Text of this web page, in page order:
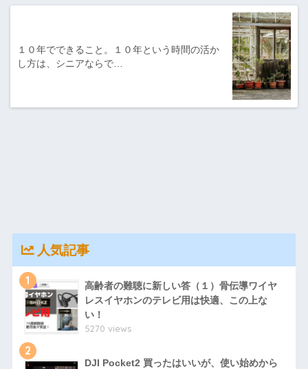
１０年でできること。１０年という時間の活か
し方は、シニアならで…
人気記事
1
高齢者の難聴に新しい答（１）骨伝導ワイヤ
レスイヤホンのテレビ用は快適、この上な
い！
5270 views
2
DJI Pocket2 買ったはいいが、使い始めから